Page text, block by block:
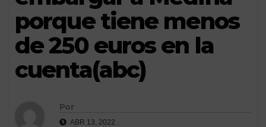
porque tiene menos
de 250 euros en la
cuenta(abc)
Por
ABR 13, 2022